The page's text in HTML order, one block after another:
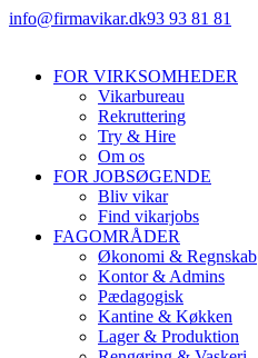
info@firmavikar.dk93 93 81 81
FOR VIRKSOMHEDER
Vikarbureau
Rekruttering
Try & Hire
Om os
FOR JOBSØGENDE
Bliv vikar
Find vikarjobs
FAGOMRÅDER
Økonomi & Regnskab
Kontor & Admins
Pædagogisk
Kantine & Køkken
Lager & Produktion